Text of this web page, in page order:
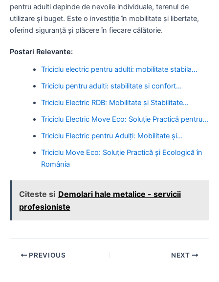
pentru adulti depinde de nevoile individuale, terenul de
utilizare și buget. Este o investiție în mobilitate și libertate,
oferind siguranță și plăcere în fiecare călătorie.
Postari Relevante:
Triciclu electric pentru adulti: mobilitate stabila…
Triciclu pentru adulti: stabilitate si confort…
Triciclu Electric RDB: Mobilitate și Stabilitate…
Triciclu Electric Move Eco: Soluție Practică pentru…
Triciclu Electric pentru Adulți: Mobilitate și…
Triciclu Move Eco: Soluție Practică și Ecologică în
România
Citeste si Demolari hale metalice - servicii
profesioniste
Post PREVIOUS NEXT